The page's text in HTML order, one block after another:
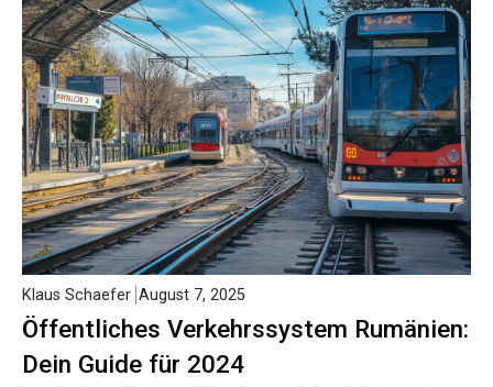
Öffentliches Verkehrssystem Rumänien:
Dein Guide für 2024
Klaus Schaefer August 7, 2025